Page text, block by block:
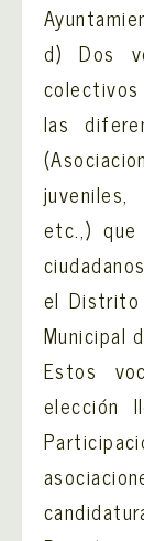
d) Dos
las
etc.,)
el
Municipal
Estos
elección